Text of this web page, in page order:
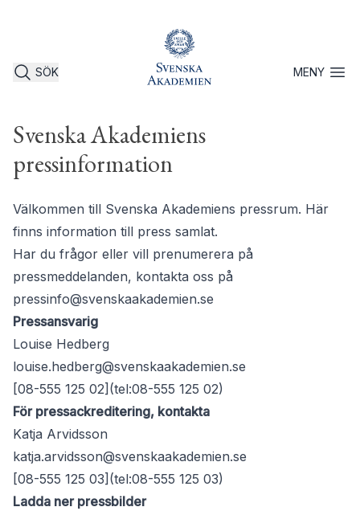
SÖK MENYÖppna
Svenska Akademiens
pressinformation
Välkommen till Svenska Akademiens pressrum. Här
finns information till press samlat.
Har du frågor eller vill prenumerera på
pressmeddelanden, kontakta oss på
pressinfo@svenskaakademien.se
Pressansvarig
Louise Hedberg
louise.hedberg@svenskaakademien.se
[08-555 125 02](tel:08-555 125 02)
För pressackreditering, kontakta
Katja Arvidsson
katja.arvidsson@svenskaakademien.se
[08-555 125 03](tel:08-555 125 03)
Ladda ner pressbilder